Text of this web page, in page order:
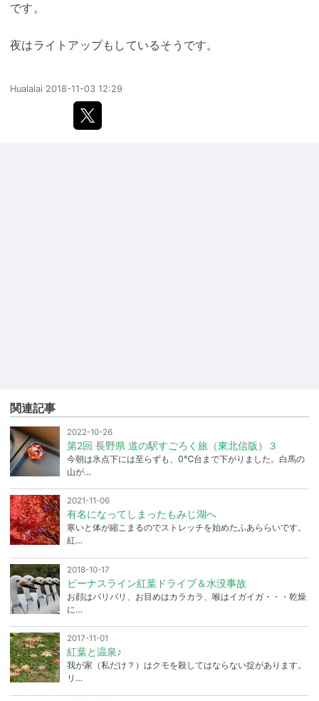
です。
夜はライトアップもしているそうです。
Hualalai 2018-11-03 12:29
関連記事
2022-10-26
第2回 長野県 道の駅すごろく旅（東北信版）３
今朝は氷点下には至らずも、0℃台まで下がりました。白馬の
山が…
2021-11-06
有名になってしまったもみじ湖へ
寒いと体が縮こまるのでストレッチを始めたふあららいです。
紅…
2018-10-17
ビーナスライン紅葉ドライブ＆水没事故
お顔はパリパリ、お目めはカラカラ、喉はイガイガ・・・乾燥
に…
2017-11-01
紅葉と温泉♪
我が家（私だけ？）はクモを殺してはならない掟があります。
リ…